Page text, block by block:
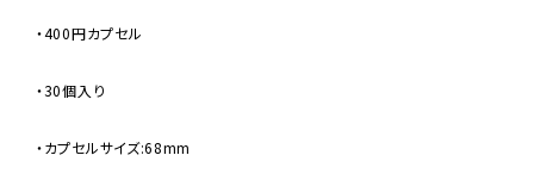
・400円カプセル
・30個入り
・カプセルサイズ:68mm